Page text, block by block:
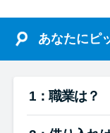
あなたにピ
1：職業は？